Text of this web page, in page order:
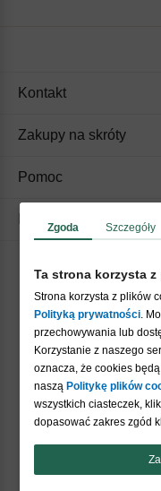
Kontakt
Zakupy na skróty
Pomoc
Regulaminy
Zgoda Szczegóły
Ta strona korzysta
Strona korzysta z plików
Polityką prywatności.
przechowywania lub
Korzystanie z naszego
oznacza, że cookies
naszą Politykę plików
wszystkich ciasteczek,
dopasować zakres zgód